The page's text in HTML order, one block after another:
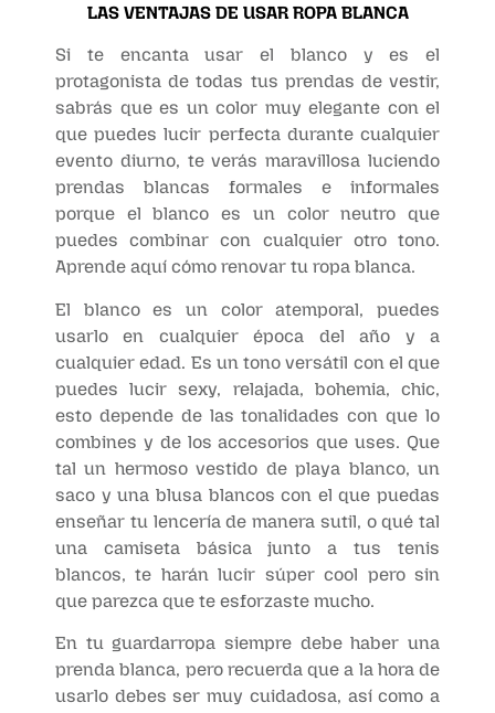
LAS VENTAJAS DE USAR ROPA BLANCA
Si te encanta usar el blanco y es el
protagonista de todas tus prendas de vestir,
sabrás que es un color muy elegante con el
que puedes lucir perfecta durante cualquier
evento diurno, te verás maravillosa luciendo
prendas blancas formales e informales
porque el blanco es un color neutro que
puedes combinar con cualquier otro tono.
Aprende aquí cómo renovar tu ropa blanca.
El blanco es un color atemporal, puedes
usarlo en cualquier época del año y a
cualquier edad. Es un tono versátil con el que
puedes lucir sexy, relajada, bohemia, chic,
esto depende de las tonalidades con que lo
combines y de los accesorios que uses. Que
tal un hermoso vestido de playa blanco, un
saco y una blusa blancos con el que puedas
enseñar tu lencería de manera sutil, o qué tal
una camiseta básica junto a tus tenis
blancos, te harán lucir súper cool pero sin
que parezca que te esforzaste mucho.
En tu guardarropa siempre debe haber una
prenda blanca, pero recuerda que a la hora de
usarlo debes ser muy cuidadosa, así como a